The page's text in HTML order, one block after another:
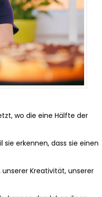
wo die eine Hälfte der
erkennen, dass sie einen
Kreativität, unserer